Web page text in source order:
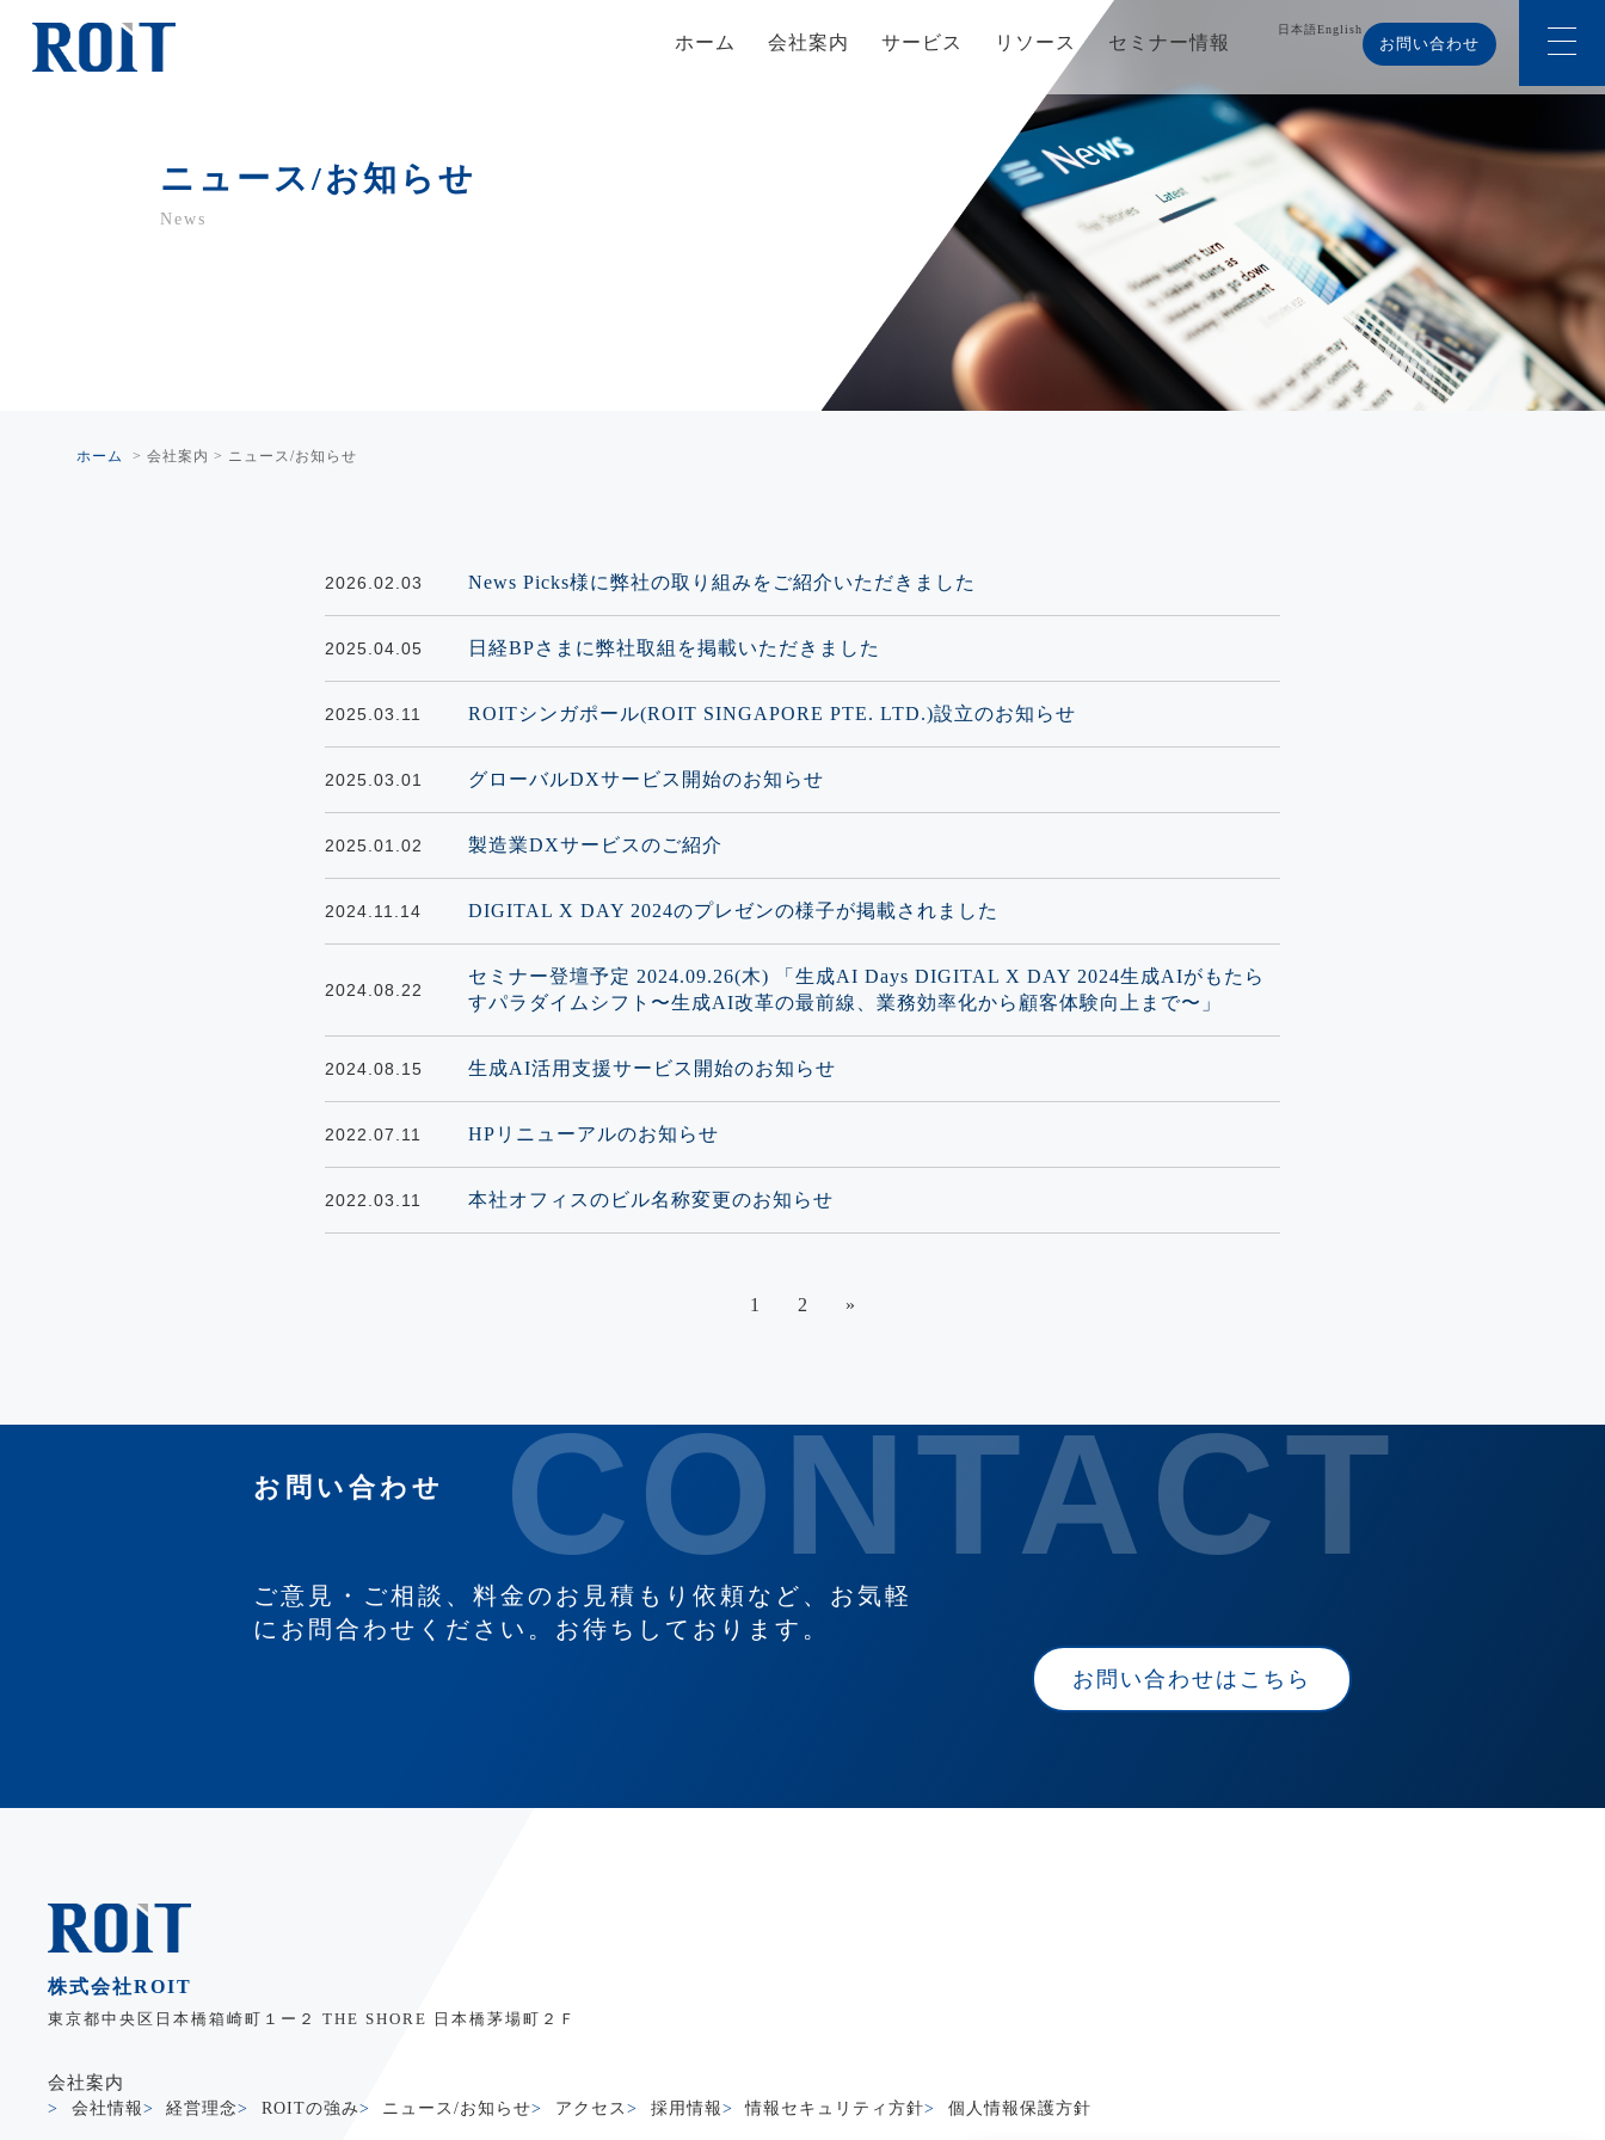
ホーム 会社案内 サービス リソース セミナー情報
日本語English
お問い合わせ
ニュース/お知らせ
News
ホーム > 会社案内 > ニュース/お知らせ
2026.02.03 News Picks様に弊社の取り組みをご紹介いただきました
2025.04.05 日経BPさまに弊社取組を掲載いただきました
2025.03.11 ROITシンガポール(ROIT SINGAPORE PTE. LTD.)設立のお知らせ
2025.03.01 グローバルDXサービス開始のお知らせ
2025.01.02 製造業DXサービスのご紹介
2024.11.14 DIGITAL X DAY 2024のプレゼンの様子が掲載されました
2024.08.22
セミナー登壇予定 2024.09.26(木) 「生成AI Days DIGITAL X DAY 2024生成AIがもたら
すパラダイムシフト〜生成AI改革の最前線、業務効率化から顧客体験向上まで〜」
2024.08.15 生成AI活用支援サービス開始のお知らせ
2022.07.11 HPリニューアルのお知らせ
2022.03.11 本社オフィスのビル名称変更のお知らせ
1 2 »
お問い合わせ
ご意見・ご相談、料金のお見積もり依頼など、お気軽
にお問合わせください。お待ちしております。
お問い合わせはこちら
株式会社ROIT
東京都中央区日本橋箱崎町１ー２ THE SHORE 日本橋茅場町２Ｆ
会社案内
会社情報 経営理念 ROITの強み ニュース/お知らせ アクセス 採用情報 情報セキュリティ方針 個人情報保護方針